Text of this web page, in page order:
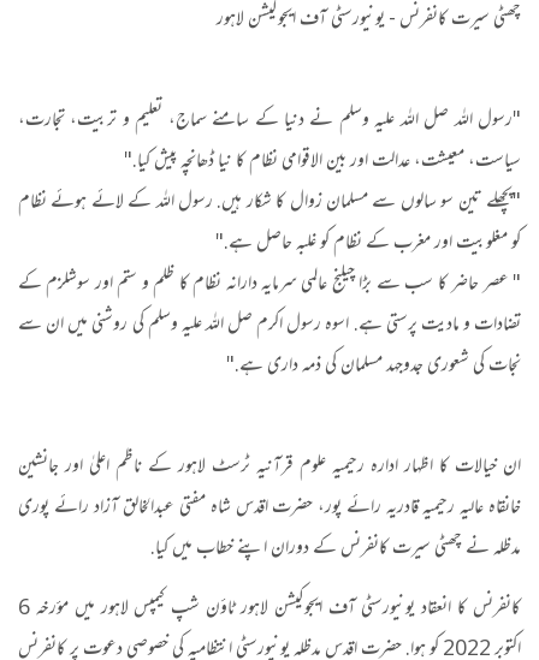
چھٹی سیرت کانفرنس - یونیورسٹی آف ایجوکیشن لاہور
"رسول اللہ صل اللہ علیہ وسلم نے دنیا کے سامنے سماج، تعلیم و تربیت، تجارت،
سیاست، معیشت، عدالت اور بین الاقوامی نظام کا نیا ڈھانچہ پیش کیا."
"پچھلے تین سو سالوں سے مسلمان زوال کا شکار ہیں. رسول اللہ کے لائے ہوئے نظام
کو مغلوبیت اور مغرب کے نظام کو غلبہ حاصل ہے."
" عصر حاضر کا سب سے بڑا چیلنج عالمی سرمایہ دارانہ نظام کا ظلم و ستم اور سوشلزم کے
تضادات و مادیت پرستی ہے. اسوہ رسول اکرم صل اللہ علیہ وسلم کی روشنی میں ان سے
نجات کی شعوری جدوجہد مسلمان کی ذمہ داری ہے."
ان خیالات کا اظہار ادارہ رحیمیہ علوم قرآنیہ ٹرسٹ لاہور کے ناظم اعلیٰ اور جانشین
خانقاہ عالیہ رحیمیہ قادریہ رائے پور، حضرت اقدس شاہ مفتی عبدالخالق آزاد رائے پوری
مدظلہ نے چھٹی سیرت کانفرنس کے دوران اپنے خطاب میں کیا.
کانفرنس کا انعقاد یونیورسٹی آف ایجوکیشن لاہور ٹاؤن شپ کیمپس لاہور میں مؤرخہ 6
اکتوبر 2022 کو ہوا. حضرت اقدس مدظلہ یونیورسٹی انتظامیہ کی خصوصی دعوت پر کانفرنس